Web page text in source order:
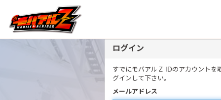
ログイン
すでにモバアルＺ IDのアカウントを
グインして下さい。
メールアドレス